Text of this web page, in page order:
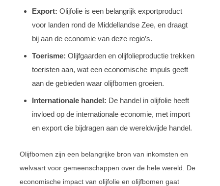
Export: Olijfolie is een belangrijk exportproduct
voor landen rond de Middellandse Zee, en draagt
bij aan de economie van deze regio’s.
Toerisme: Olijfgaarden en olijfolieproductie trekken
toeristen aan, wat een economische impuls geeft
aan de gebieden waar olijfbomen groeien.
Internationale handel: De handel in olijfolie heeft
invloed op de internationale economie, met import
en export die bijdragen aan de wereldwijde handel.
Olijfbomen zijn een belangrijke bron van inkomsten en
welvaart voor gemeenschappen over de hele wereld. De
economische impact van olijfolie en olijfbomen gaat